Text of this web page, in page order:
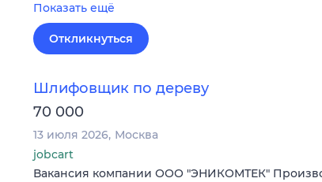
Показать ещё
Откликнуться
Шлифовщик по дереву
70 000
13 июля 2026 Москва
jobcart
Вакансия компании ООО "ЭНИКОМТЕК"